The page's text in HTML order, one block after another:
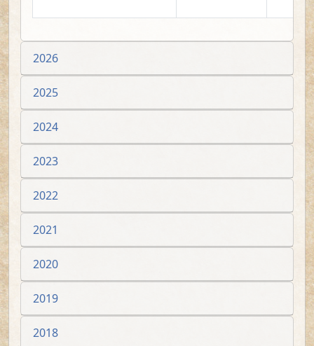
2026
2025
2024
2023
2022
2021
2020
2019
2018